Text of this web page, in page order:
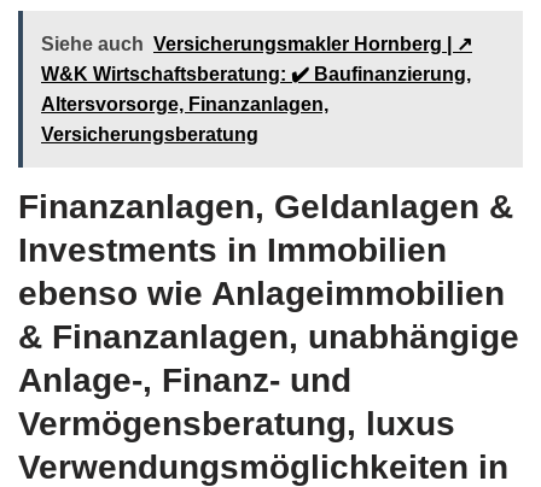
Siehe auch Versicherungsmakler Hornberg | ↗️
W&K Wirtschaftsberatung: ✔️ Baufinanzierung,
Altersvorsorge, Finanzanlagen,
Versicherungsberatung
Finanzanlagen, Geldanlagen &
Investments in Immobilien
ebenso wie Anlageimmobilien
& Finanzanlagen, unabhängige
Anlage-, Finanz- und
Vermögensberatung, luxus
Verwendungsmöglichkeiten in